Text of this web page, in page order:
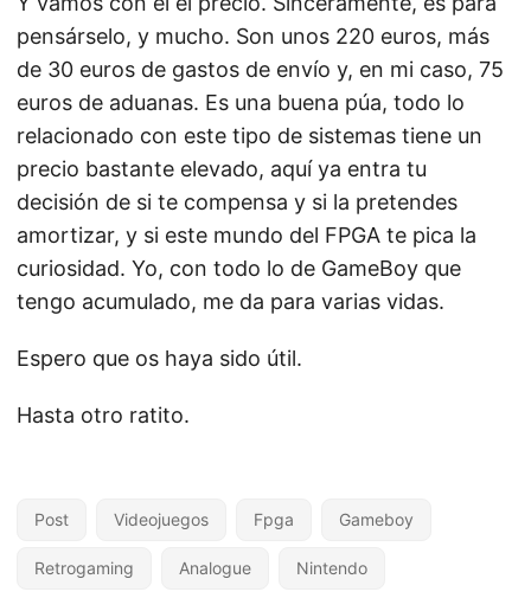
pensárselo, y mucho. Son unos 220 euros, más
de 30 euros de gastos de envío y, en mi caso, 75
euros de aduanas. Es una buena púa, todo lo
relacionado con este tipo de sistemas tiene un
precio bastante elevado, aquí ya entra tu
decisión de si te compensa y si la pretendes
amortizar, y si este mundo del FPGA te pica la
curiosidad. Yo, con todo lo de GameBoy que
tengo acumulado, me da para varias vidas.
Espero que os haya sido útil.
Hasta otro ratito.
Post Videojuegos Fpga Gameboy
Retrogaming Analogue Nintendo